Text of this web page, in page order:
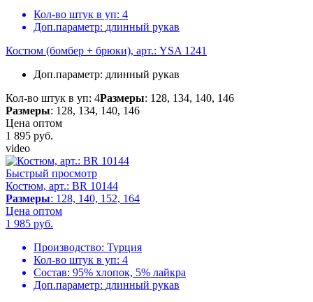
Кол-во штук в уп: 4
Доп.параметр: длинный рукав
Костюм (бомбер + брюки), арт.: YSA 1241
Доп.параметр: длинный рукав
Кол-во штук в уп: 4Размеры: 128, 134, 140, 146
Размеры: 128, 134, 140, 146
Цена оптом
1 895 руб.
video
Быстрый просмотр
Костюм, арт.: BR 10144
Размеры: 128, 140, 152, 164
Цена оптом
1 985 руб.
Производство: Турция
Кол-во штук в уп: 4
Состав: 95% хлопок, 5% лайкра
Доп.параметр: длинный рукав